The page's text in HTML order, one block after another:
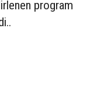
program